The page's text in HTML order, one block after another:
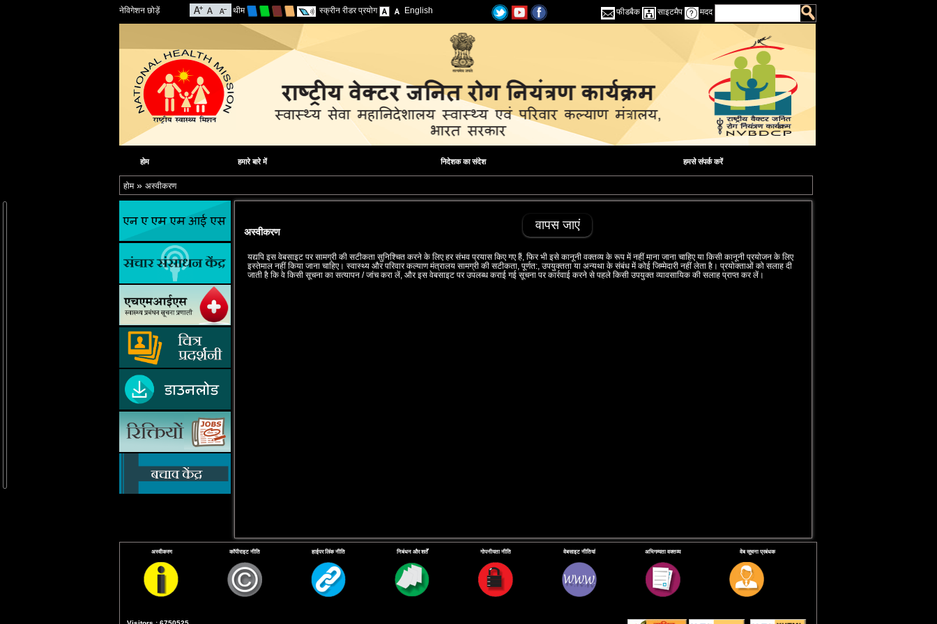
नेविगेशन छोड़ें थीम स्क्रीन रीडर प्रयोग English फीडबैक साइटमैप मदद
होम हमारे बारे में निदेशक का संदेश हमसे संपर्क करें
होम» अस्वीकरण
अस्वीकरण वापस जाएं
यद्यपि इस वेबसाइट पर सामग्री की सटीकता सुनिश्‍चित करने के लिए हर संभव प्रयास किए गए हैं, फिर भी इसे कानूनी वक्‍तव्‍य के रूप में नहीं माना जाना चाहिए या किसी कानूनी प्रयोजन के लिए
इस्‍तेमाल नहीं किया जाना चाहिए। स्‍वास्‍थ्‍य और परिवार कल्‍याण मंत्रालय सामग्री की सटीकता, पूर्णत:, उपयुक्‍तता या अन्‍यथा के संबंध में कोई जिम्‍मेदारी नहीं लेता है। प्रयोक्‍ताओं को सलाह दी
जाती है कि वे किसी सूचना का सत्‍यापन / जांच करा लें, और इस वेबसाइट पर उपलब्‍ध कराई गई सूचना पर कार्रवाई करने से पहले किसी उपयुक्‍त व्‍यावसायिक की सलाह प्राप्‍त कर लें।
अस्वीकरण कॉपीराइट नीति हाईपर लिंक नीति निबंधन और शर्तें गोपनीयता नीति वेबसाइट नीतियां अभिगम्यता वक्तव्य वेब सूचना प्रबंधक